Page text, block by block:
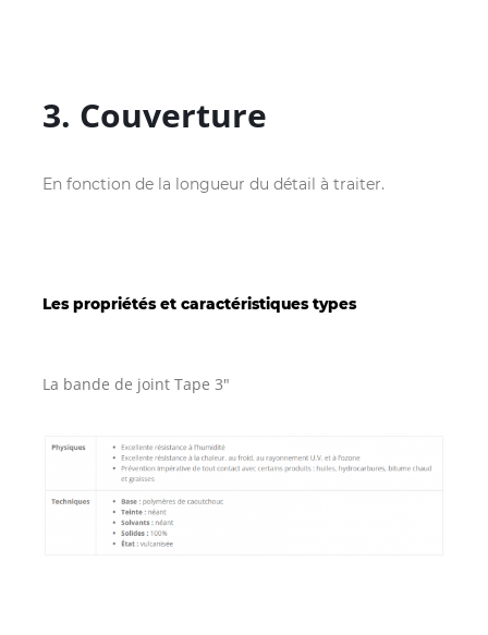
3. Couverture
En fonction de la longueur du détail à traiter.
Les propriétés et caractéristiques types
La bande de joint Tape 3″